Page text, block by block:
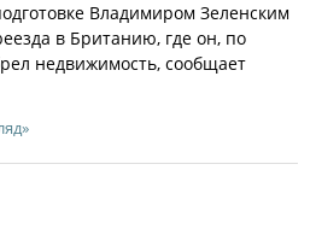
Владимиром Зеленским
в Британию, где он, по
недвижимость, сообщает